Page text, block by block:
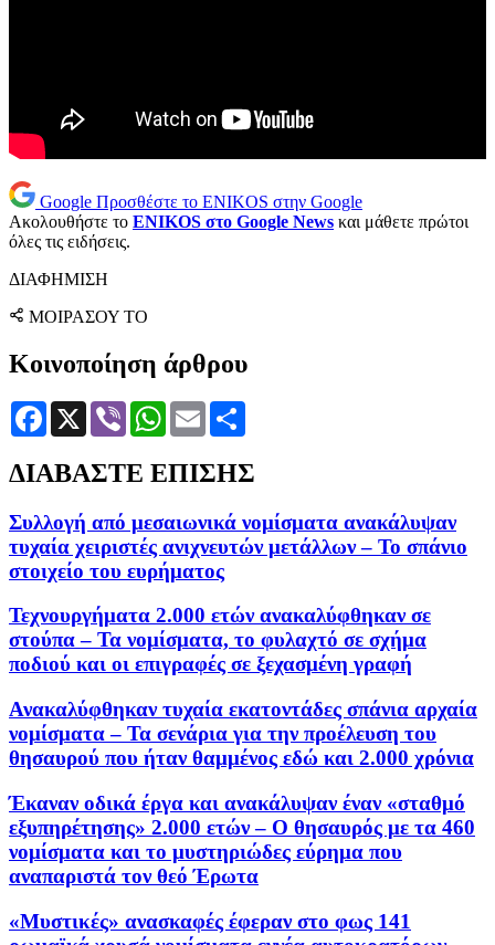
Google Προσθέστε το ENIKOS στην Google
Ακολουθήστε το ENIKOS στο Google News και μάθετε πρώτοι
όλες τις ειδήσεις.
ΔΙΑΦΗΜΙΣΗ
ΜΟΙΡΑΣΟΥ ΤΟ
Κοινοποίηση άρθρου
Facebook
X Viber WhatsApp
Email
ΔΙΑΒΑΣΤΕ ΕΠΙΣΗΣ
Συλλογή από μεσαιωνικά νομίσματα ανακάλυψαν
τυχαία χειριστές ανιχνευτών μετάλλων – Το σπάνιο
στοιχείο του ευρήματος
Τεχνουργήματα 2.000 ετών ανακαλύφθηκαν σε
στούπα – Τα νομίσματα, το φυλαχτό σε σχήμα
ποδιού και οι επιγραφές σε ξεχασμένη γραφή
Ανακαλύφθηκαν τυχαία εκατοντάδες σπάνια αρχαία
νομίσματα – Τα σενάρια για την προέλευση του
θησαυρού που ήταν θαμμένος εδώ και 2.000 χρόνια
Έκαναν οδικά έργα και ανακάλυψαν έναν «σταθμό
εξυπηρέτησης» 2.000 ετών – Ο θησαυρός με τα 460
νομίσματα και το μυστηριώδες εύρημα που
αναπαριστά τον θεό Έρωτα
«Μυστικές» ανασκαφές έφεραν στο φως 141